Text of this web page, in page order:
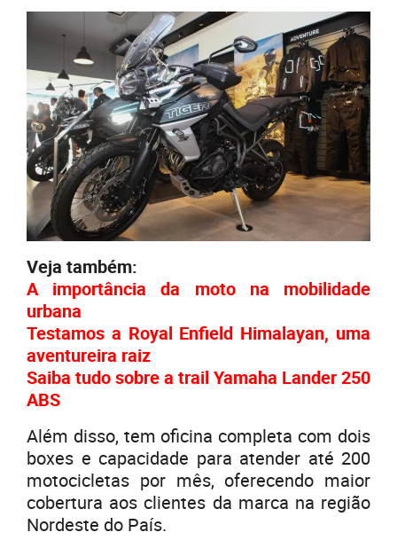
Veja também:
A importância da moto na mobilidade
urbana
Testamos a Royal Enfield Himalayan, uma
aventureira raiz
Saiba tudo sobre a trail Yamaha Lander 250
ABS
Além disso, tem oficina completa com dois
boxes e capacidade para atender até 200
motocicletas por mês, oferecendo maior
cobertura aos clientes da marca na região
Nordeste do País.